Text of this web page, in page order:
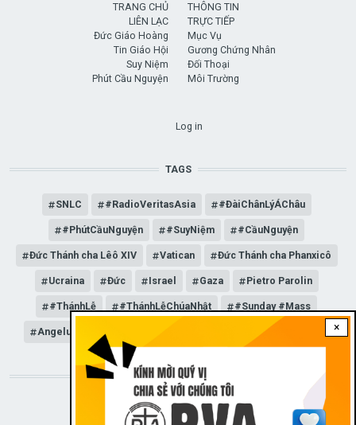
×
TRANG CHỦ
LIÊN LẠC
Đức Giáo Hoàng
Tin Giáo Hội
Suy Niệm
Phút Cầu Nguyện
THÔNG TIN
TRỰC TIẾP
Mục Vụ
Gương Chứng Nhân
Đối Thoại
Môi Trường
Log in
TAGS
SNLC #RadioVeritasAsia #ĐàiChânLýÁChâu
#PhútCầuNguyện #SuyNiệm #CầuNguyện
Đức Thánh cha Lêô XIV Vatican Đức Thánh cha Phanxicô
Ucraina Đức Israel Gaza Pietro Parolin
#ThánhLễ #ThánhLễChúaNhật #Sunday #Mass
Angelus Đức Giáo hoàng Lêô XIV General Audience
STAY CONNECTED WITH US!